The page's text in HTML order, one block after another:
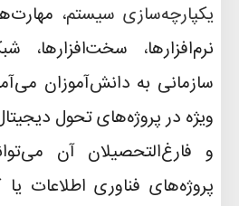
یکپارچه‌سازی سیستم،
نرم‌افزارها، سخت‌افزارها،
سازمانی به دانش‌آموزان
ویژه در پروژه‌های تحول
و فارغ‌التحصیلان آن
پروژه‌های فناوری اطلاعات